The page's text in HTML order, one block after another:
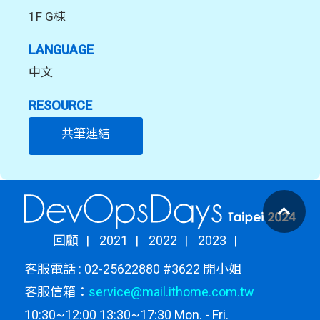
1F G棟
LANGUAGE
中文
RESOURCE
共筆連結
回顧 2021 2022
2023
客服電話 : 02-25622880 #3622 開小姐
客服信箱： service@mail.ithome.com.tw
10:30~12:00 13:30~17:30 Mon. - Fri.